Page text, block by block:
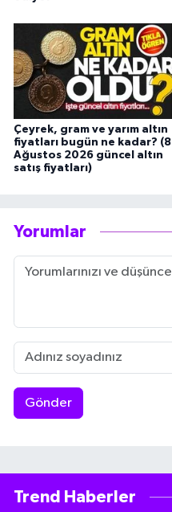
Çeyrek, gram ve yarım altın
fiyatları bugün ne kadar? (8
Ağustos 2026 güncel altın
satış fiyatları)
Yorumlar
Gönder
Trend Haberler